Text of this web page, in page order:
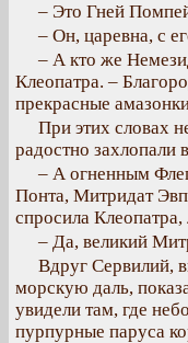
– Это Гней
– Он, царевна, с
– А кто же
Клеопатра. –
прекрасные
При этих словах
радостно захлопали
– А огненным
Понта, Митридат
спросила
– Да, великий
Вдруг Сервилий,
морскую даль,
увидели там, где
пурпурные паруса